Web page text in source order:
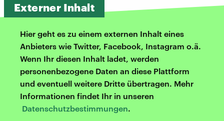
Externer Inhalt
Hier geht es zu einem externen Inhalt eines
Anbieters wie Twitter, Facebook, Instagram o.ä.
Wenn Ihr diesen Inhalt ladet, werden
personenbezogene Daten an diese Plattform
und eventuell weitere Dritte übertragen. Mehr
Informationen findet Ihr in unseren
Datenschutzbestimmungen.